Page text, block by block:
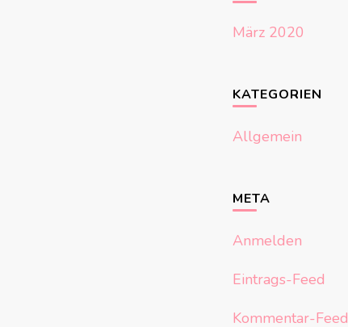
März 2020
KATEGORIEN
Allgemein
META
Anmelden
Eintrags-Feed
Kommentar-Feed